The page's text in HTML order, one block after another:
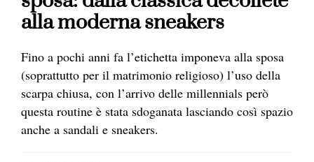
alla moderna sneakers
Fino a pochi anni fa l’etichetta imponeva alla sposa
(soprattutto per il matrimonio religioso) l’uso della
scarpa chiusa, con l’arrivo delle millennials però
questa routine è stata sdoganata lasciando così spazio
anche a sandali e sneakers.